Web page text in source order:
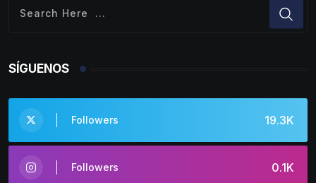
SÍGUENOS
19.3K
Followers
0.1K
Followers